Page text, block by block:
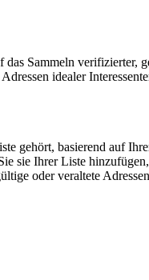
Sammeln verifizierter,
idealer
gehört, basierend auf
sie Ihrer Liste
oder veraltete